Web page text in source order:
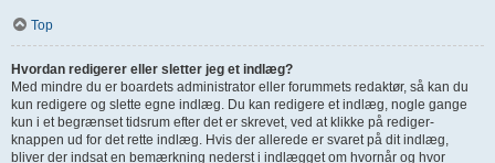
Top
Hvordan redigerer eller sletter jeg et indlæg?
Med mindre du er boardets administrator eller forummets redaktør, så kan du
kun redigere og slette egne indlæg. Du kan redigere et indlæg, nogle gange
kun i et begrænset tidsrum efter det er skrevet, ved at klikke på rediger-
knappen ud for det rette indlæg. Hvis der allerede er svaret på dit indlæg,
bliver der indsat en bemærkning nederst i indlægget om hvornår og hvor